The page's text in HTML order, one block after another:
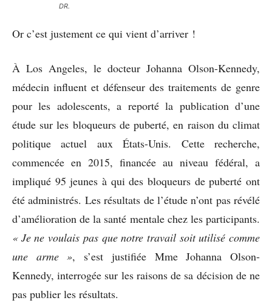
DR.
Or c’est justement ce qui vient d’arriver !
À Los Angeles, le docteur Johanna Olson-Kennedy,
médecin influent et défenseur des traitements de genre
pour les adolescents, a reporté la publication d’une
étude sur les bloqueurs de puberté, en raison du climat
politique actuel aux États-Unis. Cette recherche,
commencée en 2015, financée au niveau fédéral, a
impliqué 95 jeunes à qui des bloqueurs de puberté ont
été administrés. Les résultats de l’étude n’ont pas révélé
d’amélioration de la santé mentale chez les participants.
« Je ne voulais pas que notre travail soit utilisé comme
une arme », s’est justifiée Mme Johanna Olson-
Kennedy, interrogée sur les raisons de sa décision de ne
pas publier les résultats.